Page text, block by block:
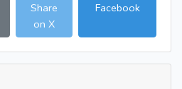
Share
on X
Facebook